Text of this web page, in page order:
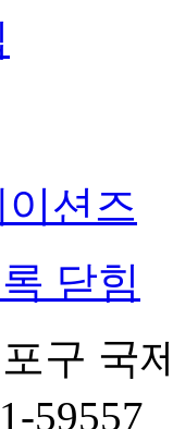
션즈
닫힘
구 국
59557